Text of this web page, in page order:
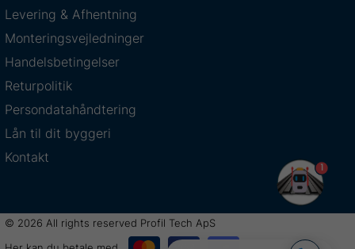
Levering & Afhentning
Monteringsvejledninger
Handelsbetingelser
Returpolitik
Persondatahåndtering
Lån til dit byggeri
Kontakt
© 2026 All rights reserved Profil Tech ApS
1